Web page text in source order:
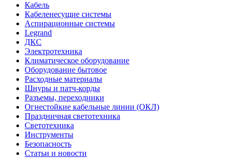
Кабель
Кабеленесущие системы
Аспирационные системы
Legrand
ДКС
Электротехника
Климатическое оборудование
Оборудование бытовое
Расходные материалы
Шнуры и патч-корды
Разъемы, переходники
Огнестойкие кабельные линии (ОКЛ)
Праздничная светотехника
Светотехника
Инструменты
Безопасность
Статьи и новости